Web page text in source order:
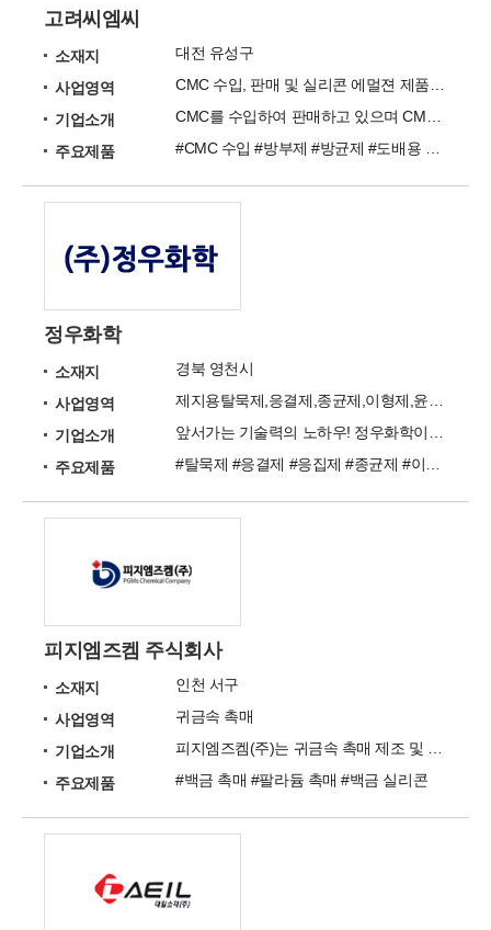
고려씨엠씨
소재지
대전 유성구
사업영역
기업소개
주요제품
정우화학
소재지
경북 영천시
사업영역
기업소개
주요제품
피지엠즈켐 주식회사
소재지
인천 서구
사업영역
귀금속 촉매
기업소개
주요제품
#백금 촉매 #팔라듐 촉매 #백금 실리콘